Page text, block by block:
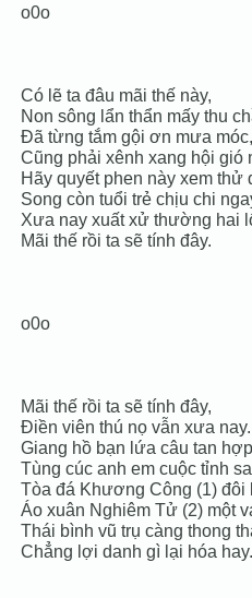
o0o
Có lẽ ta đâu mãi thế này,
Non sông lẩn thẩn mấy thu
Đã từng tắm gội ơn mưa móc,
Cũng phải xênh xang hội gió
Hãy quyết phen này xem thử
Song còn tuổi trẻ chịu chi
Xưa nay xuất xử thường hai
Mãi thế rồi ta sẽ tính đây.
o0o
Mãi thế rồi ta sẽ tính đây,
Điền viên thú nọ vẫn xưa nay.
Giang hồ bạn lứa câu tan hợp
Tùng cúc anh em cuộc tỉnh
Tòa đá Khương Công (1) đôi
Áo xuân Nghiêm Tử (2) một
Thái bình vũ trụ càng thong
Chẳng lợi danh gì lại hóa hay.